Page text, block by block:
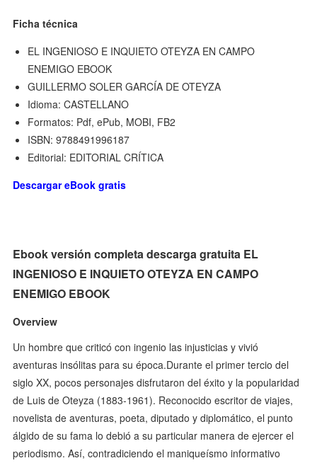
Ficha técnica
EL INGENIOSO E INQUIETO OTEYZA EN CAMPO
ENEMIGO EBOOK
GUILLERMO SOLER GARCÍA DE OTEYZA
Idioma: CASTELLANO
Formatos: Pdf, ePub, MOBI, FB2
ISBN: 9788491996187
Editorial: EDITORIAL CRÍTICA
Descargar eBook gratis
Ebook versión completa descarga gratuita EL
INGENIOSO E INQUIETO OTEYZA EN CAMPO
ENEMIGO EBOOK
Overview
Un hombre que criticó con ingenio las injusticias y vivió
aventuras insólitas para su época.Durante el primer tercio del
siglo XX, pocos personajes disfrutaron del éxito y la popularidad
de Luis de Oteyza (1883-1961). Reconocido escritor de viajes,
novelista de aventuras, poeta, diputado y diplomático, el punto
álgido de su fama lo debió a su particular manera de ejercer el
periodismo. Así, contradiciendo el maniqueísmo informativo